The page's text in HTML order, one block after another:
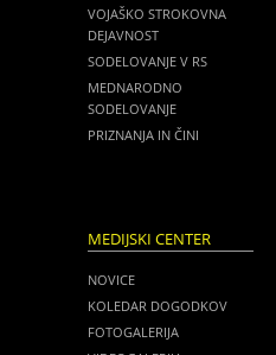
VOJAŠKO STROKOVNA
DEJAVNOST
SODELOVANJE V RS
MEDNARODNO
SODELOVANJE
PRIZNANJA IN ČINI
MEDIJSKI CENTER
NOVICE
KOLEDAR DOGODKOV
FOTOGALERIJA